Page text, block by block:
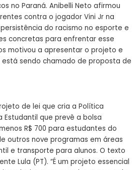
no Paraná. Anibelli Neto afirmou
contra o jogador Vini Jr na
do racismo no esporte e
concretas para enfrentar esse
motivou a apresentar o projeto e
sendo chamado de proposta de
de lei que cria a Política
Estudantil que prevê a bolsa
R$ 700 para estudantes do
outros nove programas em áreas
e transporte para alunos. O texto
Lula (PT). “É um projeto essencial